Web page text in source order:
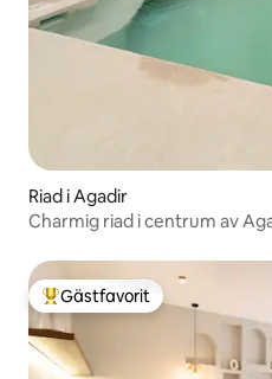
Riad i Agadir
Charmig riad i centrum av
Populär gästfavorit
Gästfavorit